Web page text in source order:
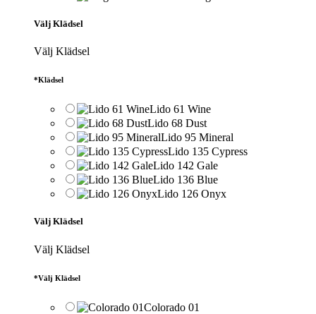
Välj Klädsel
Välj Klädsel
*Klädsel
Lido 61 Wine
Lido 68 Dust
Lido 95 Mineral
Lido 135 Cypress
Lido 142 Gale
Lido 136 Blue
Lido 126 Onyx
Välj Klädsel
Välj Klädsel
*Välj Klädsel
Colorado 01